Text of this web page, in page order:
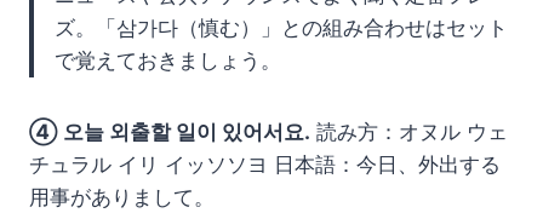
ズ。「삼가다（慎む）」との組み合わせはセット
で覚えておきましょう。
④ 오늘 외출할 일이 있어서요. 読み方：オヌル ウェ
チュラル イリ イッソソヨ 日本語：今日、外出する
用事がありまして。